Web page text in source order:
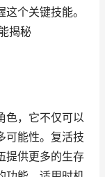
个关键技能。
揭秘
色，它不仅可以
可能性。复活技
提供更多的生存